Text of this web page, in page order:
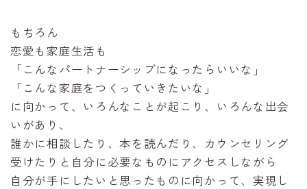
もちろん
恋愛も家庭生活も
「こんなパートナーシップになったらいいな」
「こんな家庭をつくっていきたいな」
に向かって、いろんなことが起こり、いろんな出会
いがあり、
誰かに相談したり、本を読んだり、カウンセリング
受けたりと自分に必要なものにアクセスしながら
自分が手にしたいと思ったものに向かって、実現し